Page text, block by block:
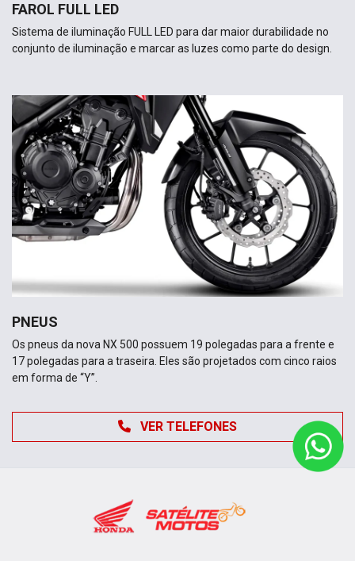
FAROL FULL LED
Sistema de iluminação FULL LED para dar maior durabilidade no
conjunto de iluminação e marcar as luzes como parte do design.
PNEUS
Os pneus da nova NX 500 possuem 19 polegadas para a frente e
17 polegadas para a traseira. Eles são projetados com cinco raios
em forma de “Y”.
VER TELEFONES